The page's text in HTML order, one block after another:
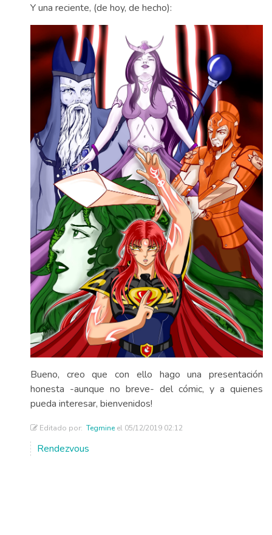
Y una reciente, (de hoy, de hecho):
Bueno, creo que con ello hago una presentación
honesta -aunque no breve- del cómic, y a quienes
pueda interesar, bienvenidos!
Editado por: Tegmineel 05/12/2019 02:12
Rendezvous